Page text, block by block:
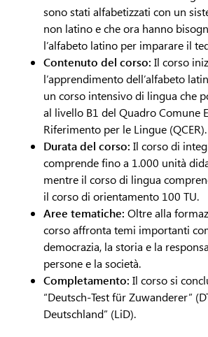
sono stati alfabetizzati con un
non latino e che ora hanno
l’alfabeto latino per imparare il
Contenuto del corso: Il corso
l’apprendimento dell’alfabeto
un corso intensivo di lingua che
al livello B1 del Quadro Comune
Riferimento per le Lingue (QCER).
Durata del corso: Il corso di
comprende fino a 1.000 unità
mentre il corso di lingua
il corso di orientamento 100 TU.
Aree tematiche: Oltre alla
corso affronta temi importanti
democrazia, la storia e la
persone e la società.
Completamento: Il corso si
“Deutsch-Test für Zuwanderer”
Deutschland” (LiD).